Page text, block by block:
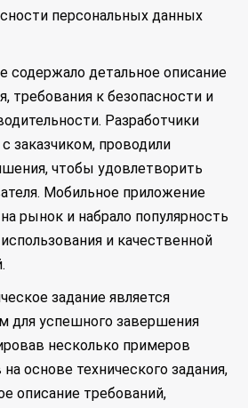
персональных данных
содержало детальное описание
требования к безопасности и
Разработчики
заказчиком, проводили
чтобы удовлетворить
Мобильное приложение
рынок и набрало популярность
и качественной
задание является
для успешного завершения
несколько примеров
основе технического задания,
описание требований,